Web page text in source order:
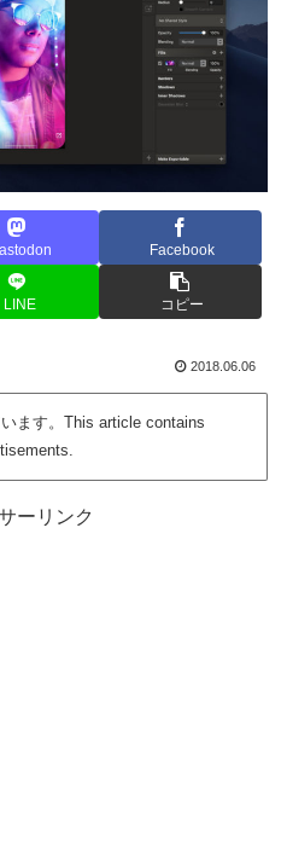
Facebook
LINE コピー
2018.06.06
ます。This article contains
ーリンク